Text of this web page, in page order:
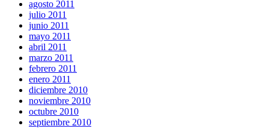
agosto 2011
julio 2011
junio 2011
mayo 2011
abril 2011
marzo 2011
febrero 2011
enero 2011
diciembre 2010
noviembre 2010
octubre 2010
septiembre 2010